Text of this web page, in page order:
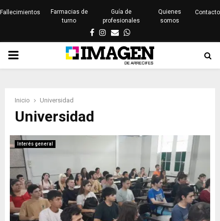
Fallecimientos
Farmacias de
turno
Guía de
profesionales
Quienes
somos
Contacto
Facebook
Instagram
EmailWhatsapp
PRIMARY
Inicio Universidad
Universidad
Interés general